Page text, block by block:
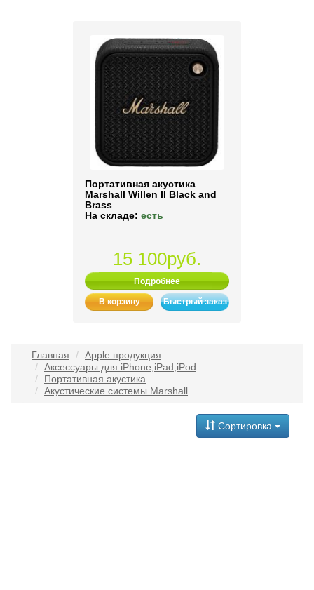
Портативная акустика
Marshall Willen II Black and
Brass
На складе: есть
15 100руб.
Подробнее
В корзину Быстрый заказ
Главная
Apple продукция
Аксессуары для iPhone,iPad,iPod
Портативная акустика
Акустические системы Marshall
Сортировка